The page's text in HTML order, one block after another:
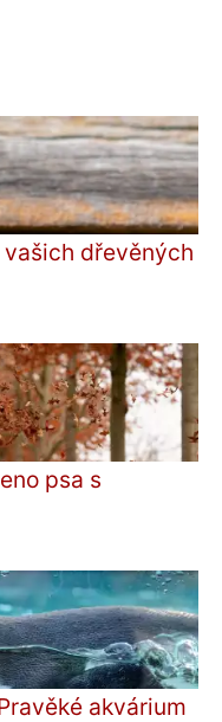
dřevěných
psa s
akvárium